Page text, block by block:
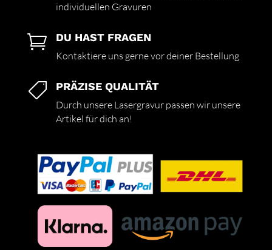
individuellen Gravuren
 DU HAST FRAGEN
Kontaktiere uns gerne vor deiner Bestellung
 PRÄZISE QUALITÄT
Durch unsere Lasergravur passen wir unsere
Artikel für dich an!